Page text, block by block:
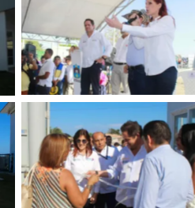
Sin leyenda
Sin leyenda